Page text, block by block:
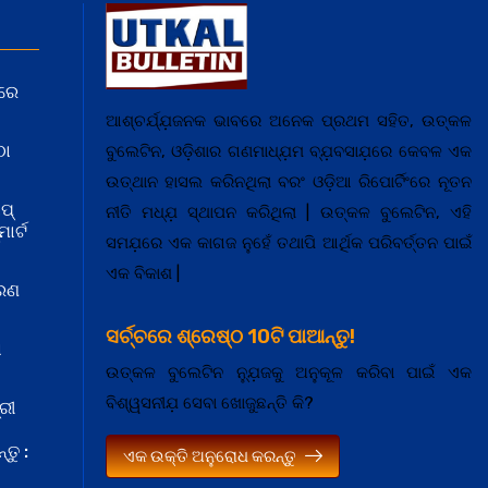
:
ଆଶ୍ଚର୍ଯ୍ଯ଼ଜନକ ଭାବରେ ଅନେକ ପ୍ରଥମ ସହିତ, ଉତ୍କଳ
ବୁଲେଟିନ, ଓଡ଼ିଶାର ଗଣମାଧ୍ଯ଼ମ ବ୍ଯ଼ବସାଯ଼ରେ କେବଳ ଏକ
ଉତ୍ଥାନ ହାସଲ କରିନଥିଲା ବରଂ ଓଡ଼ିଆ ରିପୋର୍ଟିଂରେ ନୂତନ
ନୀତି ମଧ୍ଯ଼ ସ୍ଥାପନ କରିଥିଲା | ଉତ୍କଳ ବୁଲେଟିନ, ଏହି
ସମଯ଼ରେ ଏକ କାଗଜ ନୁହେଁ ତଥାପି ଆର୍ଥିକ ପରିବର୍ତ୍ତନ ପାଇଁ
ଏକ ବିକାଶ |
ସର୍ଚ୍ଚରେ ଶ୍ରେଷ୍ଠ 10ଟି ପାଆନ୍ତୁ!
ଉତ୍କଳ ବୁଲେଟିନ ନ୍ଯ଼ୁଜକୁ ଅନୁକୂଳ କରିବା ପାଇଁ ଏକ
ବିଶ୍ୱସନୀଯ଼ ସେବା ଖୋଜୁଛନ୍ତି କି?
ଏକ ଉକ୍ତି ଅନୁରୋଧ କରନ୍ତୁ